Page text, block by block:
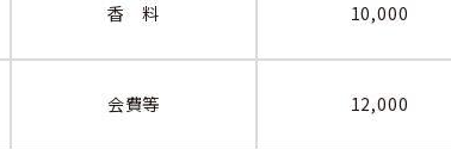
香 料 10,000
会費等 12,000